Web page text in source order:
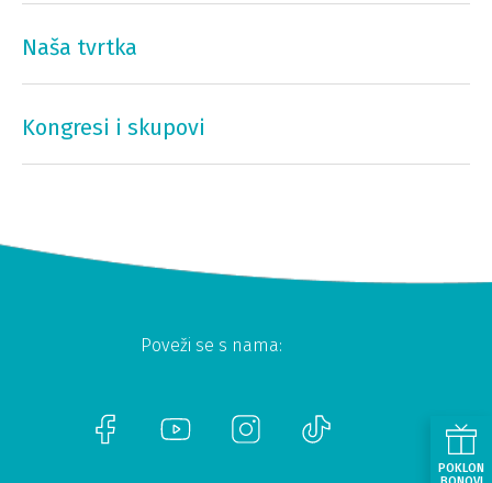
Naša tvrtka
Kongresi i skupovi
Poveži se s nama:
POKLON